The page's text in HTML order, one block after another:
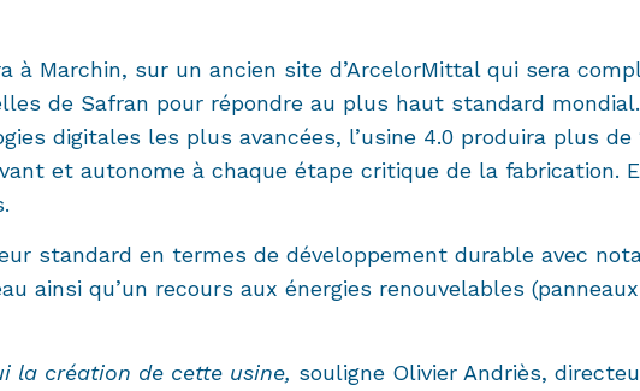
à Marchin, sur un ancien site d’ArcelorMittal qui sera
de Safran pour répondre au plus haut standard
digitales les plus avancées, l’usine 4.0 produira plus de
et autonome à chaque étape critique de la fabrication.
standard en termes de développement durable avec
ainsi qu’un recours aux énergies renouvelables
la création de cette usine, souligne Olivier Andriès,